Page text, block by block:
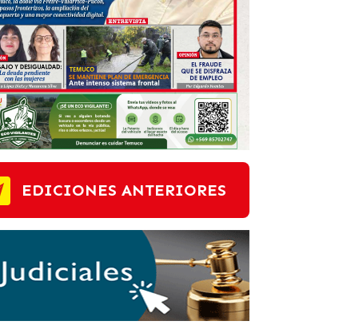
EDICIONES ANTERIORES